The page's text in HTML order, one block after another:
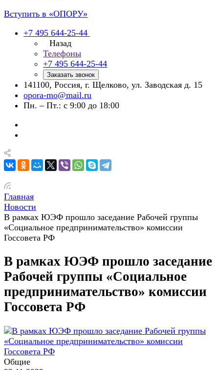
Вступить в «ОПОРУ»
+7 495 644-25-44
Назад
Телефоны
+7 495 644-25-44
Заказать звонок
141100, Россия, г. Щелково, ул. Заводская д. 15
opora-mo@mail.ru
Пн. – Пт.: с 9:00 до 18:00
Главная
Новости
В рамках ЮЭФ прошло заседание Рабочей группы
«Социальное предпринимательство» комиссии
Госсовета РФ
В рамках ЮЭФ прошло заседание
Рабочей группы «Социальное
предпринимательство» комиссии
Госсовета РФ
Общие